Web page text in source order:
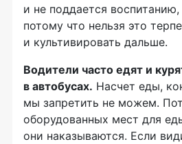
и не поддается
потому что нельзя это
и культивировать дальше.
Водители часто едят и
в автобусах. Насчет еды,
мы запретить не можем.
оборудованных мест для
они наказываются. Если